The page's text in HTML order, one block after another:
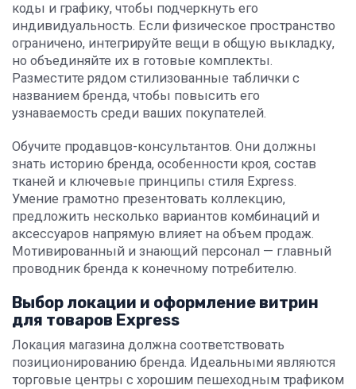
коды и графику, чтобы подчеркнуть его
индивидуальность. Если физическое пространство
ограничено, интегрируйте вещи в общую выкладку,
но объединяйте их в готовые комплекты.
Разместите рядом стилизованные таблички с
названием бренда, чтобы повысить его
узнаваемость среди ваших покупателей.
Обучите продавцов-консультантов. Они должны
знать историю бренда, особенности кроя, состав
тканей и ключевые принципы стиля Express.
Умение грамотно презентовать коллекцию,
предложить несколько вариантов комбинаций и
аксессуаров напрямую влияет на объем продаж.
Мотивированный и знающий персонал — главный
проводник бренда к конечному потребителю.
Выбор локации и оформление витрин
для товаров Express
Локация магазина должна соответствовать
позиционированию бренда. Идеальными являются
торговые центры с хорошим пешеходным трафиком